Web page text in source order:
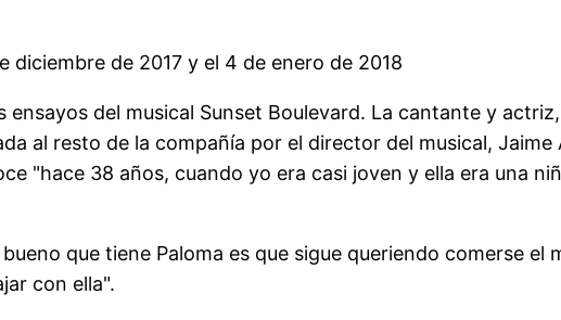
diciembre de 2017 y el 4 de enero de 2018
del musical Sunset Boulevard. La cantante y
al resto de la compañía por el director del musical, Jaime
"hace 38 años, cuando yo era casi joven y ella era una
que tiene Paloma es que sigue queriendo comerse el
con ella".